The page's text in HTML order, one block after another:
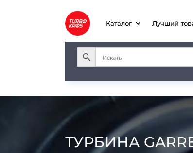
Каталог Лучший
ТУРБИНА